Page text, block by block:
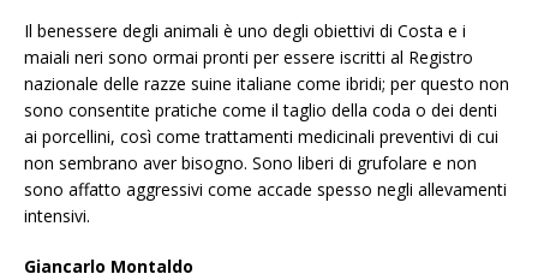
Il benessere degli animali è uno degli obiettivi di Costa e i
maiali neri sono ormai pronti per essere iscritti al Registro
nazionale delle razze suine italiane come ibridi; per questo non
sono consentite pratiche come il taglio della coda o dei denti
ai porcellini, così come trattamenti medicinali preventivi di cui
non sembrano aver bisogno. Sono liberi di grufolare e non
sono affatto aggressivi come accade spesso negli allevamenti
intensivi.
Giancarlo Montaldo